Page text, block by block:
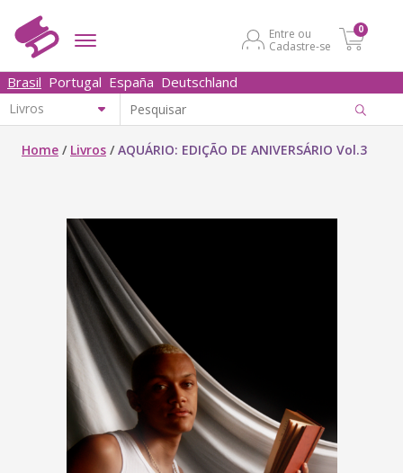
Entre ou
Cadastre-se
0
Brasil Portugal España Deutschland
Home / Livros /AQUÁRIO: EDIÇÃO DE ANIVERSÁRIO Vol.3